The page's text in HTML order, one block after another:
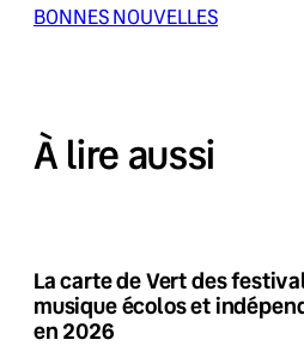
BONNES NOUVELLES
À lire aussi
La carte de Vert des
musique écolos et
en 2026